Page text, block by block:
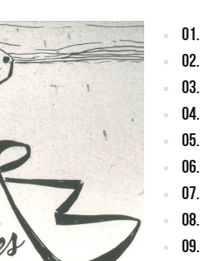
01.
02.
03.
04.
05.
06.
07.
08.
09.